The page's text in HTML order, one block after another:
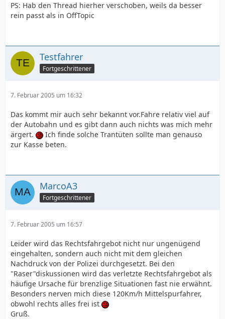
PS: Hab den Thread hierher verschoben, weils da besser
rein passt als in OffTopic
Testfahrer
Fortgeschrittener
7. Februar 2005 um 16:32
Das kommt mir auch sehr bekannt vor.Fahre relativ viel auf
der Autobahn und es gibt dann auch nichts was mich mehr
ärgert.
Ich finde solche Trantüten sollte man genauso
zur Kasse beten.
MarcoA3
Fortgeschrittener
7. Februar 2005 um 16:57
Leider wird das Rechtsfahrgebot nicht nur ungenügend
eingehalten, sondern auch nicht mit dem gleichen
Nachdruck von der Polizei durchgesetzt. Bei den
"Raser"diskussionen wird das verletzte Rechtsfahrgebot als
häufige Ursache für brenzlige Situationen fast nie erwähnt.
Besonders nerven mich diese 120Km/h Mittelspurfahrer,
obwohl rechts alles frei ist
Gruß.